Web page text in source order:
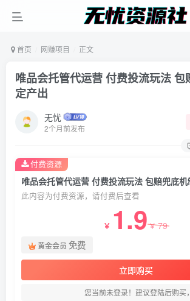
首页 网赚项目 正文
唯品会托管代运营 付费投流玩法 包
定产出
无忧
2个月前发布
唯品会托管代运营 付费投流玩法 包赔兜底
此内容为付费资源，请付费后查看
￥ 1.9￥79
黄金会员 免费
立即购买
您当前未登录！建议登陆后购买
付费资源